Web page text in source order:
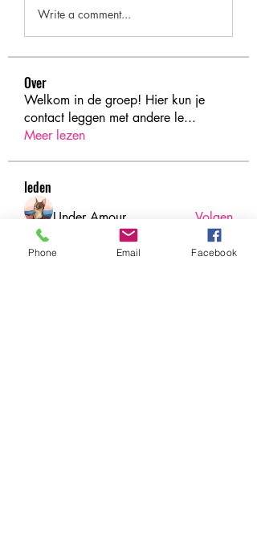
Write a comment...
Over
Welkom in de groep! Hier kun je
contact leggen met andere le...
Meer lezen
leden
Under Amour Volgen
Jerome Holan Volgen
Phone Email Facebook